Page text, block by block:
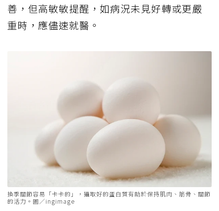
善，但高敏敏提醒，如病況未見好轉或更嚴
重時，應儘速就醫。
換季關節容易「卡卡的」，攝取好的蛋白質有助於保持肌肉、筋骨、關節
的活力。圖／ingimage